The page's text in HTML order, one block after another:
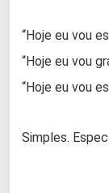
“Hoje eu vou
“Hoje eu vou
“Hoje eu vou
Simples.